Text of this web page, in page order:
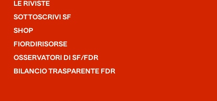
LE RIVISTE
SOTTOSCRIVI SF
SHOP
FIORDIRISORSE
OSSERVATORI DI SF/FDR
BILANCIO TRASPARENTE FDR